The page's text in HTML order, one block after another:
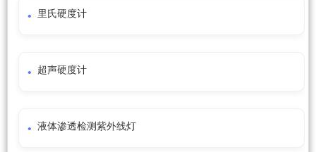
里氏硬度计
超声硬度计
液体渗透检测紫外线灯